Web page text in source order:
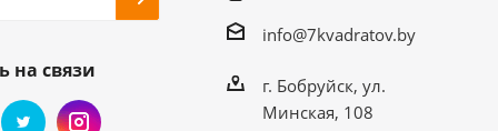
на связи
info@7kvadratov.by
г. Бобруйск, ул.
Минская, 108